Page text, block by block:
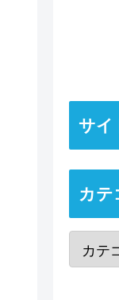
サイ
カテ